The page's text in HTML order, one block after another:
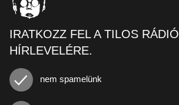
IRATKOZZ FEL A TILOS RÁDIÓ
HÍRLEVELÉRE.
nem spamelünk